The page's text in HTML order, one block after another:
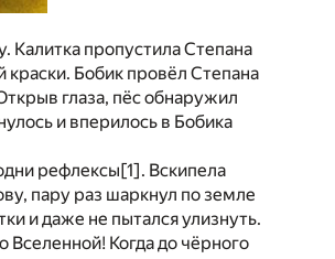
Калитка пропустила Степана
краски. Бобик провёл Степана
глаза, пёс обнаружил
и вперилось в Бобика
рефлексы[1]. Вскипела
пару раз шаркнул по земле
и даже не пытался улизнуть.
Когда до чёрного